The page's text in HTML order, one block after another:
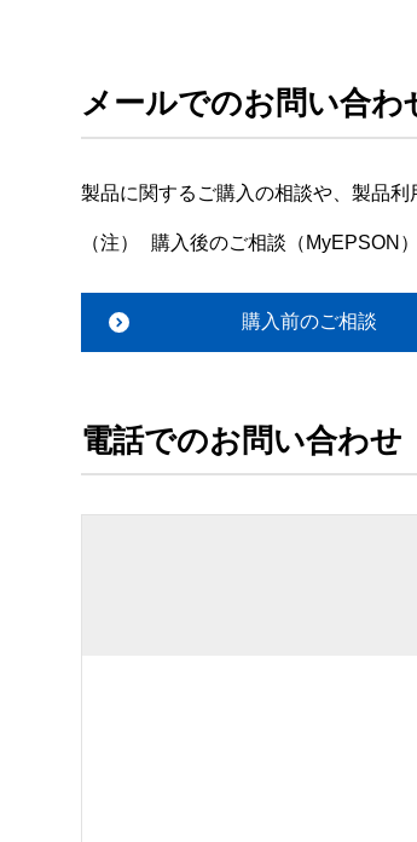
メールでのお問い合わ
製品に関するご購入の相談や、製品利
（注） 購入後のご相談（MyEPSON
購入前のご相談
電話でのお問い合わせ